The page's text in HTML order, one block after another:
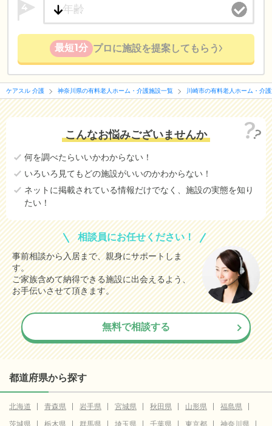
4
最短1分 プロに施設を提案してもらう
ケアスル 介護 神奈川県の有料老人ホーム・介護施設一覧 川崎市の有料老人ホーム・介
こんなお悩みございませんか
何を調べたらいいかわからない！
いろいろ見てもどの施設がいいのかわからない！
ネットに掲載されている情報だけでなく、施設の実態を知り
たい！
相談員にお任せください！
事前相談から入居まで、親身にサポートしま
す。
ご家族含めて納得できる施設に出会えるよう、
お手伝いさせて頂きます。
無料で相談する
都道府県から探す
北海道 青森県 岩手県 宮城県 秋田県 山形県
福島県
茨城県
栃木県 群馬県 埼玉県 千葉県 東京都
神奈川県